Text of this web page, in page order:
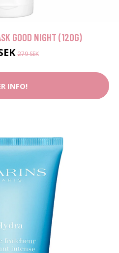
GOOD NIGHT (120G)
279 SEK
INFO!